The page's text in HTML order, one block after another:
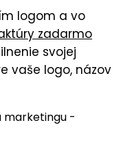
logom a vo
zadarmo
svojej
vaše logo, názov
marketingu -